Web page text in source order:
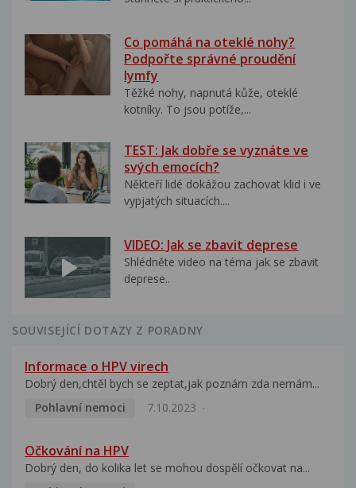
Co pomáhá na oteklé nohy?
Podpořte správné proudění
lymfy
Těžké nohy, napnutá kůže, oteklé
kotníky. To jsou potíže,...
TEST: Jak dobře se vyznáte ve
svých emocích?
Někteří lidé dokážou zachovat klid i ve
vypjatých situacích....
VIDEO: Jak se zbavit deprese
Shlédněte video na téma jak se zbavit
deprese..
SOUVISEJÍCÍ DOTAZY Z PORADNY
Informace o HPV virech
Dobrý den,chtěl bych se zeptat,jak poznám zda nemám...
Pohlavní nemoci
7.10.2023
Očkování na HPV
Dobrý den, do kolika let se mohou dospělí očkovat na...